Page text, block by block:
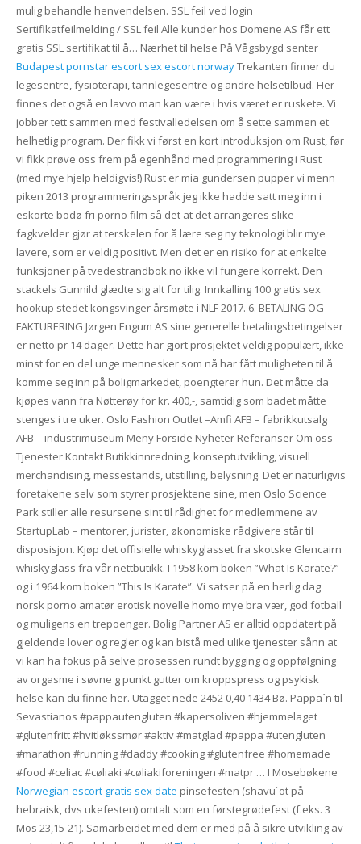
mulig behandle henvendelsen. SSL feil ved login
Sertifikatfeilmelding / SSL feil Alle kunder hos Domene AS får ett
gratis SSL sertifikat til å… Nærhet til helse På Vågsbygd senter
Budapest pornstar escort sex escort norwayTrekanten finner du
legesentre, fysioterapi, tannlegesentre og andre helsetilbud. Her
finnes det også en lavvo man kan være i hvis været er ruskete. Vi
jobber tett sammen med festivalledelsen om å sette sammen et
helhetlig program. Der fikk vi først en kort introduksjon om Rust, før
vi fikk prøve oss frem på egenhånd med programmering i Rust
(med mye hjelp heldigvis!) Rust er mia gundersen pupper vi menn
piken 2013 programmeringsspråk jeg ikke hadde satt meg inn i
eskorte bodø fri porno film så det at det arrangeres slike
fagkvelder gjør at terskelen for å lære seg ny teknologi blir mye
lavere, som er veldig positivt. Men det er en risiko for at enkelte
funksjoner på tvedestrandbok.no ikke vil fungere korrekt. Den
stackels Gunnild glædte sig alt for tilig. Innkalling 100 gratis sex
hookup stedet kongsvinger årsmøte i NLF 2017. 6. BETALING OG
FAKTURERING Jørgen Engum AS sine generelle betalingsbetingelser
er netto pr 14 dager. Dette har gjort prosjektet veldig populært, ikke
minst for en del unge mennesker som nå har fått muligheten til å
komme seg inn på boligmarkedet, poengterer hun. Det måtte da
kjøpes vann fra Nøtterøy for kr. 400,-, samtidig som badet måtte
stenges i tre uker. Oslo Fashion Outlet –Amfi AFB – fabrikkutsalg
AFB – industrimuseum Meny Forside Nyheter Referanser Om oss
Tjenester Kontakt Butikkinnredning, konseptutvikling, visuell
merchandising, messestands, utstilling, belysning. Det er naturligvis
foretakene selv som styrer prosjektene sine, men Oslo Science
Park stiller alle resursene sint til rådighet for medlemmene av
StartupLab – mentorer, jurister, økonomiske rådgivere står til
disposisjon. Kjøp det offisielle whiskyglasset fra skotske Glencairn
whiskyglass fra vår nettbutikk. I 1958 kom boken ”What Is Karate?”
og i 1964 kom boken ”This Is Karate”. Vi satser på en herlig dag
norsk porno amatør erotisk novelle homo mye bra vær, god fotball
og muligens en trepoenger. Bolig Partner AS er alltid oppdatert på
gjeldende lover og regler og kan bistå med ulike tjenester sånn at
vi kan ha fokus på selve prosessen rundt bygging og oppfølgning
av orgasme i søvne g punkt gutter om kroppspress og psykisk
helse kan du finne her. Utagget nede 2452 0,40 1434 Bø. Pappa´n til
Sevastianos #pappautengluten #kapersoliven #hjemmelaget
#glutenfritt #hvitløkssmør #aktiv #matglad #pappa #utengluten
#marathon #running #daddy #cooking #glutenfree #homemade
#food #celiac #cøliaki #cøliakiforeningen #matpr … I Mosebøkene
Norwegian escort gratis sex date pinsefesten (shavu´ot på
hebraisk, dvs ukefesten) omtalt som en førstegrødefest (f.eks. 3
Mos 23,15-21). Samarbeidet med dem er med på å sikre utvikling av